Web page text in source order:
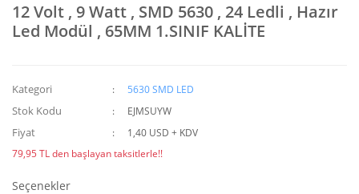
12 Volt , 9 Watt , SMD 5630 , 24 Ledli , Hazır
Led Modül , 65MM 1.SINIF KALİTE
Kategori 5630 SMD LED
Stok Kodu EJMSUYW
Fiyat
1,40 USD + KDV
79,95 TL den başlayan taksitlerle!!
Seçenekler